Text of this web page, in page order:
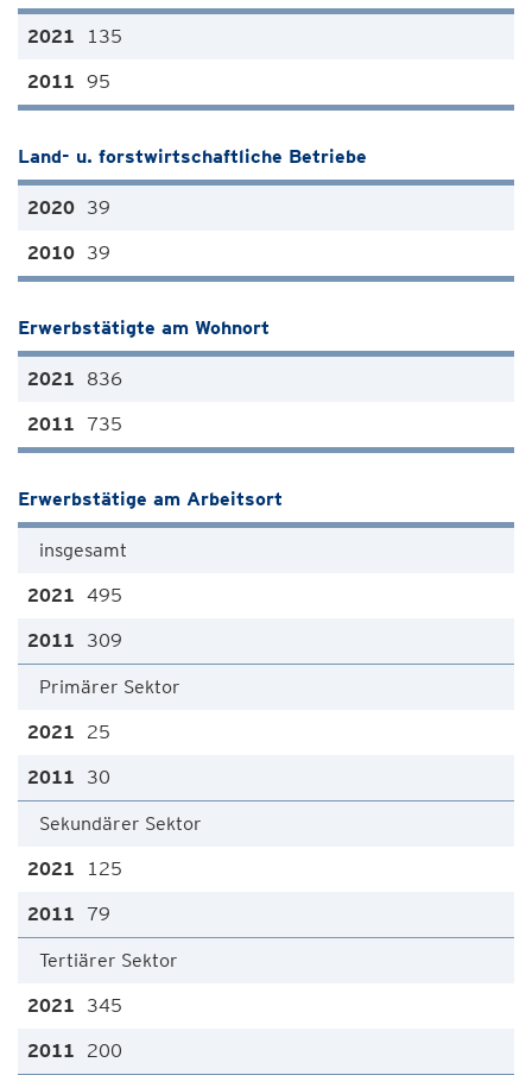
135
95
Land- u. forstwirtschaftliche Betriebe
39
39
Erwerbstätigte am Wohnort
836
735
Erwerbstätige am Arbeitsort
insgesamt
495
309
Primärer Sektor
25
30
Sekundärer Sektor
125
79
Tertiärer Sektor
345
200